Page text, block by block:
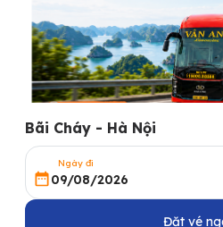
Bãi Cháy - Hà Nội
Ngày đi
09/08/2026
Đặt vé